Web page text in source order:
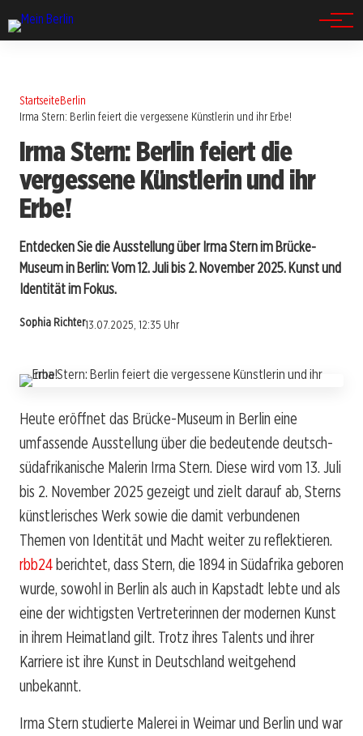
StartseiteBerlin
Irma Stern: Berlin feiert die vergessene Künstlerin und ihr Erbe!
Irma Stern: Berlin feiert die
vergessene Künstlerin und ihr
Erbe!
Entdecken Sie die Ausstellung über Irma Stern im Brücke-
Museum in Berlin: Vom 12. Juli bis 2. November 2025. Kunst und
Identität im Fokus.
Sophia Richter13.07.2025, 12:35 Uhr
Heute eröffnet das Brücke-Museum in Berlin eine
umfassende Ausstellung über die bedeutende deutsch-
südafrikanische Malerin Irma Stern. Diese wird vom 13. Juli
bis 2. November 2025 gezeigt und zielt darauf ab, Sterns
künstlerisches Werk sowie die damit verbundenen
Themen von Identität und Macht weiter zu reflektieren.
rbb24berichtet, dass Stern, die 1894 in Südafrika geboren
wurde, sowohl in Berlin als auch in Kapstadt lebte und als
eine der wichtigsten Vertreterinnen der modernen Kunst
in ihrem Heimatland gilt. Trotz ihres Talents und ihrer
Karriere ist ihre Kunst in Deutschland weitgehend
unbekannt.
Irma Stern studierte Malerei in Weimar und Berlin und war